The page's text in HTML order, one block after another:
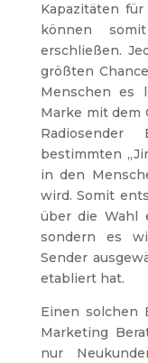
Kapazitäten
können
erschließen.
größten
Menschen es
Marke mit dem
Radiosender
bestimmten
in den
wird. Somit
über die Wahl
sondern es
Sender
etabliert hat.
Einen solchen
Marketing
nur